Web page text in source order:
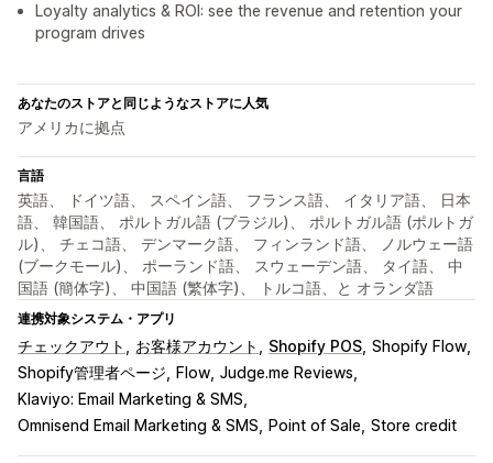
Loyalty analytics & ROI: see the revenue and retention your
program drives
あなたのストアと同じようなストアに人気
アメリカに拠点
言語
英語、 ドイツ語、 スペイン語、 フランス語、 イタリア語、 日本
語、 韓国語、 ポルトガル語 (ブラジル)、 ポルトガル語 (ポルトガ
ル)、 チェコ語、 デンマーク語、 フィンランド語、 ノルウェー語
(ブークモール)、 ポーランド語、 スウェーデン語、 タイ語、 中
国語 (簡体字)、 中国語 (繁体字)、 トルコ語、と オランダ語
連携対象システム・アプリ
チェックアウト お客様アカウント Shopify POS Shopify Flow
Shopify管理者ページ
Flow Judge.me Reviews
Klaviyo: Email Marketing & SMS
Omnisend Email Marketing & SMS
Point of Sale Store credit